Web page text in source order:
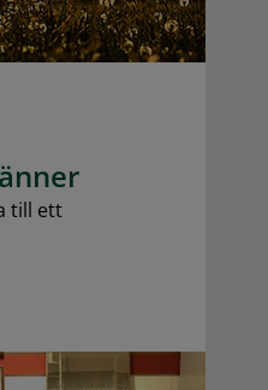
till ett